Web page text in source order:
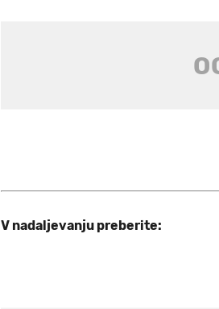
V nadaljevanju preberite: